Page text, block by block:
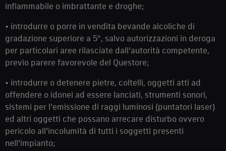
infiammabile o imbrattante e droghe;
• introdurre o porre in vendita bevande alcoliche di
gradazione superiore a 5°, salvo autorizzazioni in deroga
per particolari aree rilasciate dall’autorità competente,
previo parere favorevole del Questore;
• introdurre o detenere pietre, coltelli, oggetti atti ad
offendere o idonei ad essere lanciati, strumenti sonori,
sistemi per l’emissione di raggi luminosi (puntatori laser)
ed altri oggetti che possano arrecare disturbo ovvero
pericolo all’incolumità di tutti i soggetti presenti
nell’impianto;